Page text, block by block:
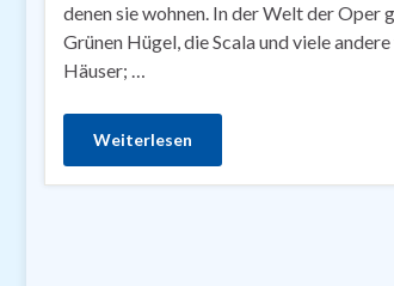
denen sie wohnen. In der Welt der Oper
Grünen Hügel, die Scala und viele
Häuser; …
Weiterlesen